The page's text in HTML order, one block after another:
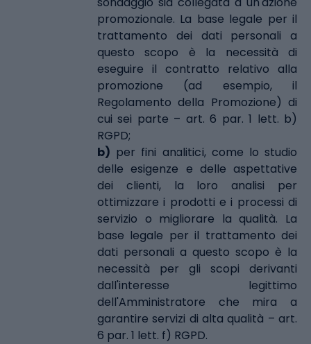
promozionale. La base legale per il
trattamento dei dati personali a
questo scopo è la necessità di
eseguire il contratto relativo alla
promozione (ad esempio, il
Regolamento della Promozione) di
cui sei parte – art. 6 par. 1 lett. b)
RGPD;
b) per fini analitici, come lo studio
delle esigenze e delle aspettative
dei clienti, la loro analisi per
ottimizzare i prodotti e i processi di
servizio o migliorare la qualità. La
base legale per il trattamento dei
dati personali a questo scopo è la
necessità per gli scopi derivanti
dall'interesse legittimo
dell'Amministratore che mira a
garantire servizi di alta qualità – art.
6 par. 1 lett. f) RGPD.